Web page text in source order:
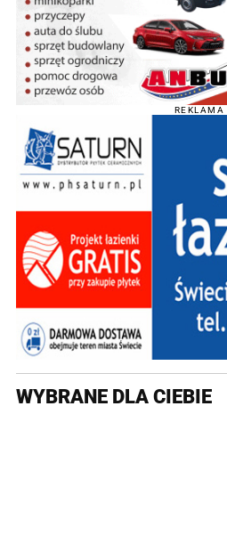
REKLAMA
WYBRANE DLA CIEBIE